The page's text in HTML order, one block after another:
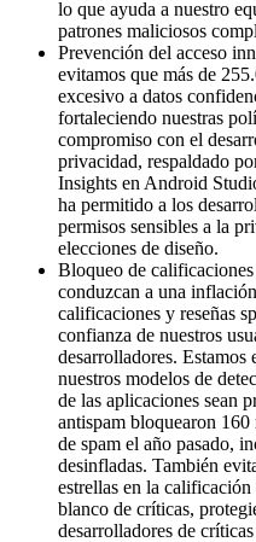
lo que ayuda a nuestro
patrones maliciosos
Prevención del acceso
evitamos que más de
excesivo a datos
fortaleciendo nuestras
compromiso con el
privacidad, respaldado
Insights en Android
ha permitido a los
permisos sensibles a la
elecciones de diseño.
Bloqueo de calificaciones
conduzcan a una
calificaciones y reseñas
confianza de nuestros
desarrolladores.
nuestros modelos de
de las aplicaciones sean
antispam bloquearon
de spam el año pasado,
desinfladas. También
estrellas en la
blanco de críticas,
desarrolladores de